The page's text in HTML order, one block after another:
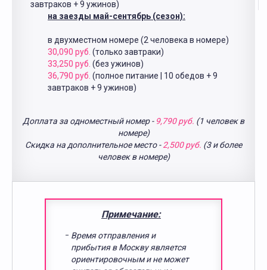
завтраков + 9 ужинов)
на заезды май-сентябрь (сезон):
в двухместном номере (2 человека в номере)
30,090 руб. (только завтраки)
33,250 руб. (без ужинов)
36,790 руб. (полное питание | 10 обедов + 9
завтраков + 9 ужинов)
Доплата за одноместный номер - 9,790 руб. (1 человек в
номере)
Скидка на дополнительное место -2,500 руб. (3 и более
человек в номере)
Примечание:
Время отправления и
прибытия в Москву является
ориентировочным и не может